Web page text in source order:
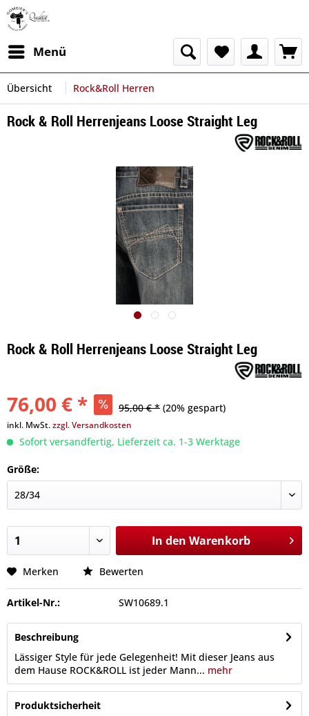
Menü
Übersicht Rock&Roll Herren
Rock & Roll Herrenjeans Loose Straight Leg
Rock & Roll Herrenjeans Loose Straight Leg
76,00 € * 95,00 € * (20% gespart)
inkl. MwSt.zzgl. Versandkosten
Sofort versandfertig, Lieferzeit ca. 1-3 Werktage
Größe:
In den Warenkorb
Merken Bewerten
Artikel-Nr.: SW10689.1
Beschreibung
Lässiger Style für jede Gelegenheit! Mit dieser Jeans aus
dem Hause ROCK&ROLL ist jeder Mann... mehr
Produktsicherheit